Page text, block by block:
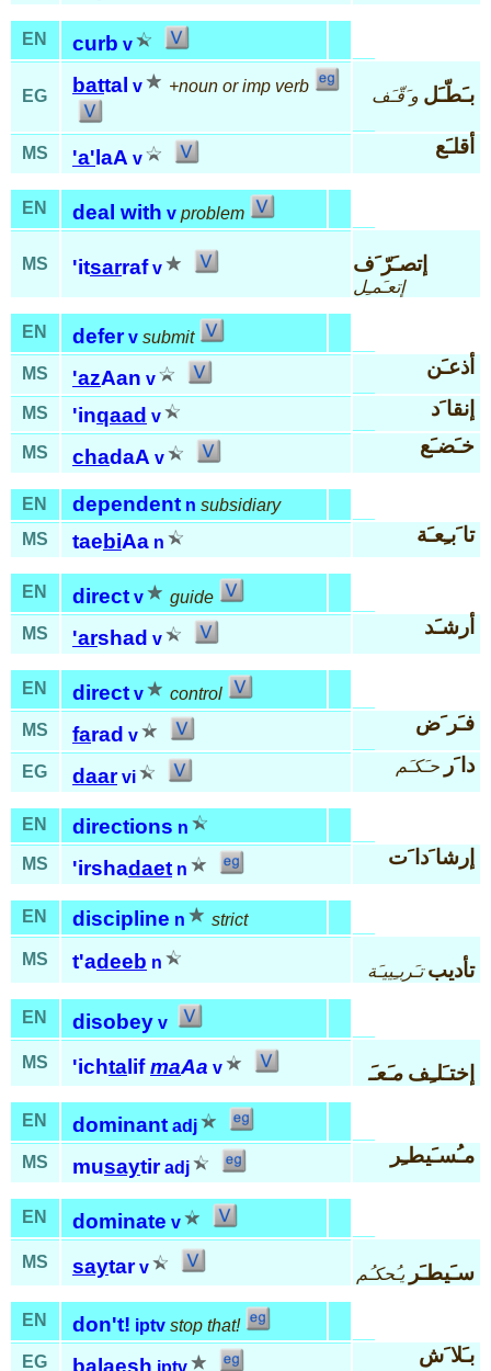
EN curb v
EG battal v +noun or imp verb بـَطّـَل و َقّـَف
MS 'a' laA v
أقلـَع
EN deal with v problem
MS 'itsarraf v إتصـَرّ َف
إتعـَمـِل
EN defer v submit
MS
'azAan v
أذعـَن
MS 'inqaad v إنقا َد
MS chadaA v
خـَضـَع
EN dependent n subsidiary
MS
taebiAa n تا َبـِعـَة
EN direct v
guide
MS
'arshad v
أرشـَد
EN direct v
control
MS
farad v
فـَر َض
EG daar vi
دا َر حـَكـَم
EN directions n
MS
'irshadaet n
إرشا َدا َت
EN discipline n strict
MS t'adeeb n تأديب تـَربـِييـَة
EN disobey v
MS 'ichta lifmaAa v إختـَلـِفمـَعـَ
EN dominant adj
MS
musaytir adj
مـُسـَيطـِر
EN dominate v
MS saytar v سـَيطـَر يـُحكـُم
EN don't! iptv stop that!
EG
ba laesh بـَلا َش